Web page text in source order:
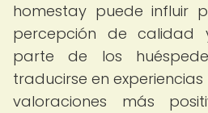
homestay puede influir
percepción de calidad
parte de los
traducirse en
valoraciones más